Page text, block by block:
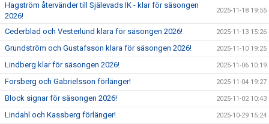
Hagström återvänder till Själevads IK - klar för säsongen
2026!
2025-11-18 19:55
Cederblad och Vesterlund klara för säsongen 2026! 2025-11-13 15:26
Grundström och Gustafsson klara för säsongen 2026! 2025-11-10 19:25
Lindberg klar för säsongen 2026! 2025-11-06 10:19
Forsberg och Gabrielsson förlänger! 2025-11-04 19:27
Block signar för säsongen 2026! 2025-11-02 10:43
Lindahl och Kassberg förlänger! 2025-10-29 15:24